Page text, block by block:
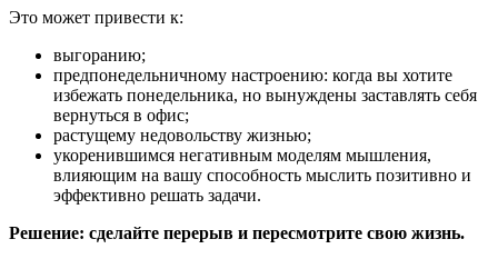
Это может привести к:
выгоранию;
предпонедельничному настроению: когда вы хотите
избежать понедельника, но вынуждены заставлять себя
вернуться в офис;
растущему недовольству жизнью;
укоренившимся негативным моделям мышления,
влияющим на вашу способность мыслить позитивно и
эффективно решать задачи.
Решение: сделайте перерыв и пересмотрите свою жизнь.